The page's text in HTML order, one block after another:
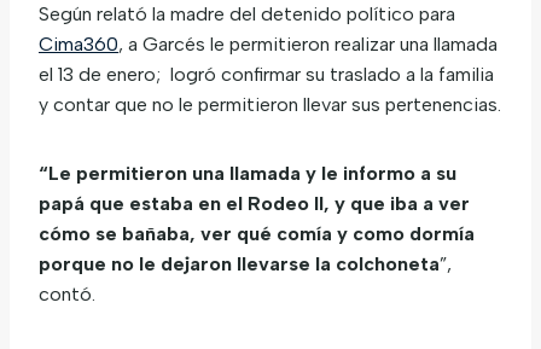
Según relató la madre del detenido político para
Cima360, a Garcés le permitieron realizar una llamada
el 13 de enero; logró confirmar su traslado a la familia
y contar que no le permitieron llevar sus pertenencias.
“Le permitieron una llamada y le informo a su
papá que estaba en el Rodeo ll, y que iba a ver
cómo se bañaba, ver qué comía y como dormía
porque no le dejaron llevarse la colchoneta”,
contó.